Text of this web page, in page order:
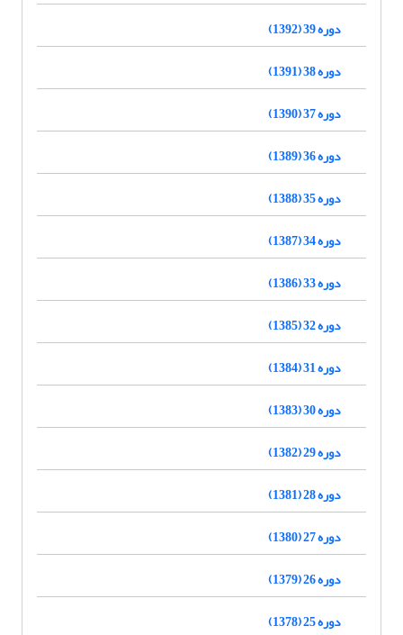
دوره 39 (1392)
دوره 38 (1391)
دوره 37 (1390)
دوره 36 (1389)
دوره 35 (1388)
دوره 34 (1387)
دوره 33 (1386)
دوره 32 (1385)
دوره 31 (1384)
دوره 30 (1383)
دوره 29 (1382)
دوره 28 (1381)
دوره 27 (1380)
دوره 26 (1379)
دوره 25 (1378)